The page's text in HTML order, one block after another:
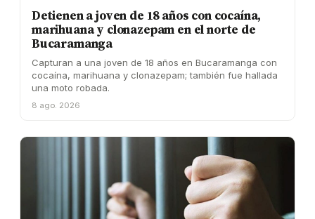
Detienen a joven de 18 años con cocaína,
marihuana y clonazepam en el norte de
Bucaramanga
Capturan a una joven de 18 años en Bucaramanga con
cocaína, marihuana y clonazepam; también fue hallada
una moto robada.
8 ago. 2026